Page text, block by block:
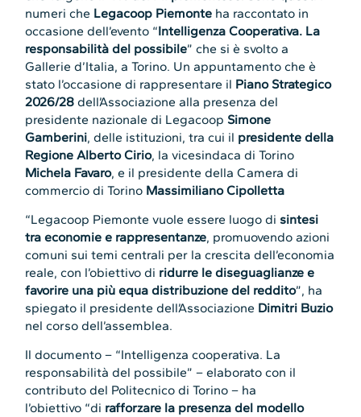
numeri che Legacoop Piemonte ha raccontato in
occasione dell’evento “Intelligenza Cooperativa. La
responsabilità del possibile” che si è svolto a
Gallerie d’Italia, a Torino. Un appuntamento che è
stato l’occasione di rappresentare il Piano Strategico
2026/28 dell’Associazione alla presenza del
presidente nazionale di Legacoop Simone
Gamberini, delle istituzioni, tra cui il presidente della
Regione Alberto Cirio, la vicesindaca di Torino
Michela Favaro, e il presidente della Camera di
commercio di Torino Massimiliano Cipolletta
“Legacoop Piemonte vuole essere luogo di sintesi
tra economie e rappresentanze, promuovendo azioni
comuni sui temi centrali per la crescita dell’economia
reale, con l’obiettivo di ridurre le diseguaglianze e
favorire una più equa distribuzione del reddito”, ha
spiegato il presidente dell’Associazione Dimitri Buzio
nel corso dell’assemblea.
Il documento – “Intelligenza cooperativa. La
responsabilità del possibile” – elaborato con il
contributo del Politecnico di Torino – ha
l’obiettivo “di rafforzare la presenza del modello